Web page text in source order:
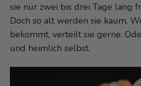
sie nur zwei bis drei Tage lang
Doch so alt werden sie kaum.
bekommt, verteilt sie gerne.
und heimlich selbst.